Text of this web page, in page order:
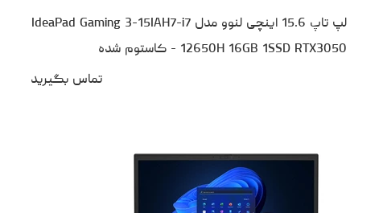
لپ تاپ 15.6 اینچی لنوو مدل IdeaPad Gaming 3-15IAH7-i7
12650H 16GB 1SSD RTX3050 - کاستوم شده
تماس بگیرید